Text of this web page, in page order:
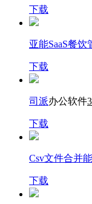
下载
亚能SaaS餐饮
下载
司派办公软件
下载
Csv文件合并
下载